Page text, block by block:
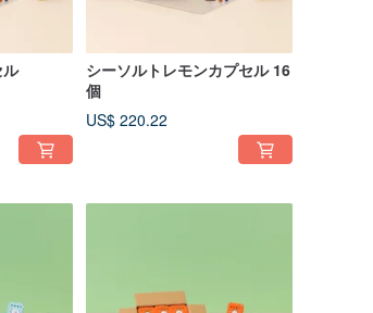
シーソルトレモンカプセル 16
個
US$ 220.22